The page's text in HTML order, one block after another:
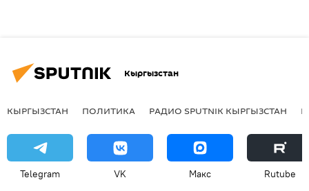
Кыргызстан
КЫРГЫЗСТАН ПОЛИТИКА РАДИО SPUTNIK КЫРГЫЗСТАН
Telegram VK Макс Rutube